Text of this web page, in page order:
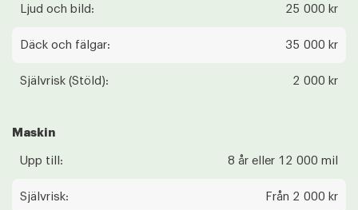
Ljud och bild: 25 000 kr
Däck och fälgar: 35 000 kr
Självrisk (Stöld): 2 000 kr
Maskin
Upp till: 8 år eller 12 000 mil
Självrisk: Från 2 000 kr